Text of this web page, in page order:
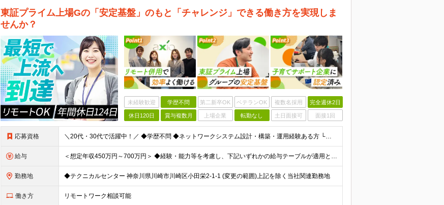
東証プライム上場Gの「安定基盤」のもと「チャレンジ」できる働き方を実現しま
せんか？
未経験歓迎 学歴不問 第二新卒OK ベテランOK 複数名採用 完全週休2日
休日120日 賞与複数月 上場企業 転勤なし 土日面接可 面接1回
応募資格 ＼20代・30代で活躍中！／ ◆学歴不問 ◆ネットワークシステム設計・構築・運用経験ある方 └スイッチ、無線、ルーター、ファイアウォールなどの基本機能を理解している方を想定しています 《こんな方を歓
給与 ＜想定年収450万円～700万円＞ ◆経験・能力等を考慮し、下記いずれかの給与テーブルが適用となります。 月給：300,000円～（残業時間20時間想定） ■月給252,000円～458,000円
勤務地 ◆テクニカルセンター 神奈川県川崎市川崎区小田栄2-1-1 (変更の範囲)上記を除く当社関連勤務地
働き方 リモートワーク相談可能